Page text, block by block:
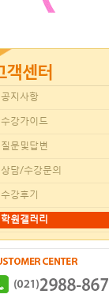
공지사항
수강가이드
질문및답변
상담/수강문의
수강후기
학원갤러리